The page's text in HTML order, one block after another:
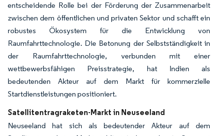
entscheidende Rolle bei der Förderung der Zusammenarbeit
zwischen dem öffentlichen und privaten Sektor und schafft ein
robustes Ökosystem für die Entwicklung von
Raumfahrttechnologie. Die Betonung der Selbstständigkeit in
der Raumfahrttechnologie, verbunden mit einer
wettbewerbsfähigen Preisstrategie, hat Indien als
bedeutenden Akteur auf dem Markt für kommerzielle
Startdienstleistungen positioniert.
Satellitentragraketen-Markt in Neuseeland
Neuseeland hat sich als bedeutender Akteur auf dem